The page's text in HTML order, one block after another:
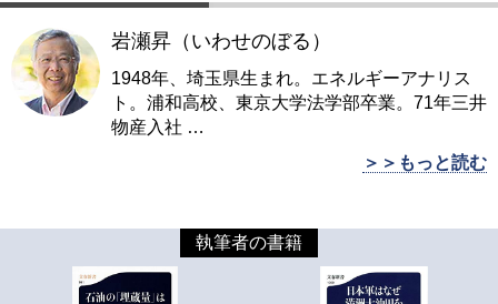
岩瀬昇（いわせのぼる）
1948年、埼玉県生まれ。エネルギーアナリス
ト。浦和高校、東京大学法学部卒業。71年三井
物産入社 …
＞＞もっと読む
執筆者の書籍